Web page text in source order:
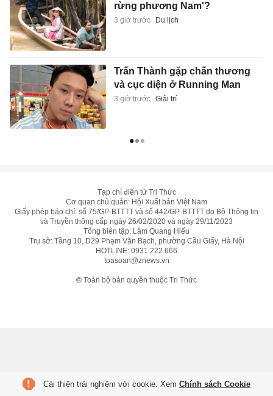
rừng phương Nam'?
3 giờ trước Du lịch
Trấn Thành gặp chấn thương
và cục diện ở Running Man
3 giờ trước Giải trí
Tạp chí điện tử Tri Thức
Cơ quan chủ quản: Hội Xuất bản Việt Nam
Giấy phép báo chí: số 75/GP-BTTTT và số 442/GP-BTTTT do Bộ Thông tin
và Truyền thông cấp ngày 26/02/2020 và ngày 29/11/2023
Tổng biên tập: Lâm Quang Hiếu
Trụ sở: Tầng 10, D29 Phạm Văn Bạch, phường Cầu Giấy, Hà Nội
HOTLINE: 0931.222.666
toasoan@znews.vn
© Toàn bộ bản quyền thuộc Tri Thức
Cải thiện trải nghiệm với cookie. Xem Chính sách Cookie